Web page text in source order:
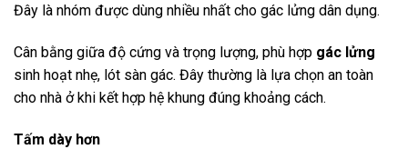
Đây là nhóm được dùng nhiều nhất cho gác lửng dân dụng.
Cân bằng giữa độ cứng và trọng lượng, phù hợp gác lửng
sinh hoạt nhẹ, lót sàn gác. Đây thường là lựa chọn an toàn
cho nhà ở khi kết hợp hệ khung đúng khoảng cách.
Tấm dày hơn